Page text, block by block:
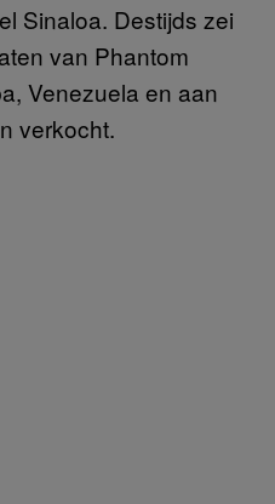
Sinaloa. Destijds zei
van Phantom
Venezuela en aan
verkocht.